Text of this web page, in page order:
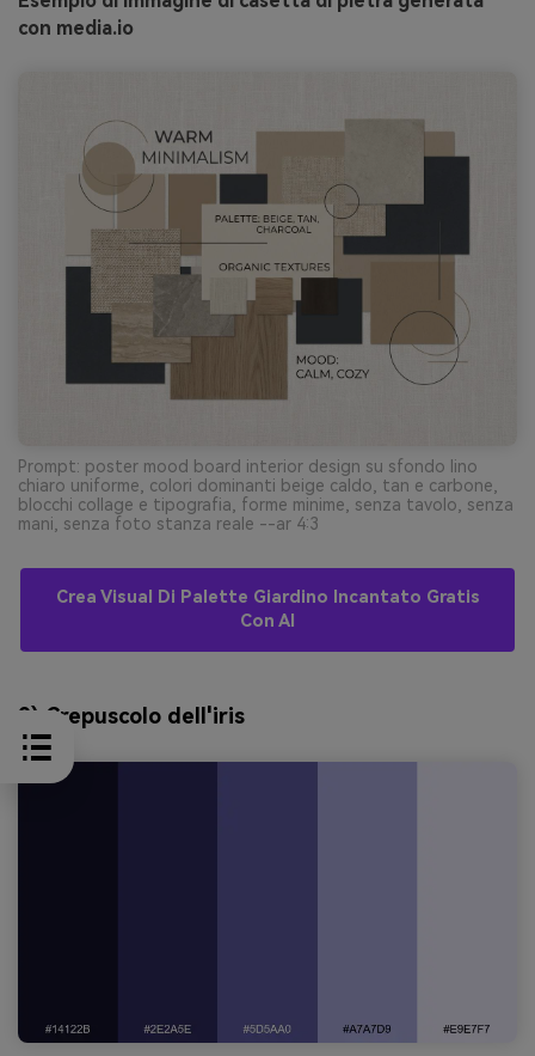
con media.io
Prompt: poster mood board interior design su sfondo lino
chiaro uniforme, colori dominanti beige caldo, tan e carbone,
blocchi collage e tipografia, forme minime, senza tavolo, senza
mani, senza foto stanza reale --ar 4:3
Crea Visual Di Palette Giardino Incantato Gratis
Con AI
9) Crepuscolo dell'iris